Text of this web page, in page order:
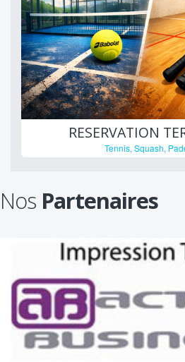
RESERVATION
Tennis, Squash,
Nos Partenaires